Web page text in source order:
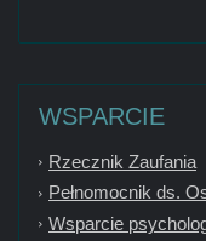
WSPARCIE
Rzecznik Zaufania
Pełnomocnik ds.
Wsparcie